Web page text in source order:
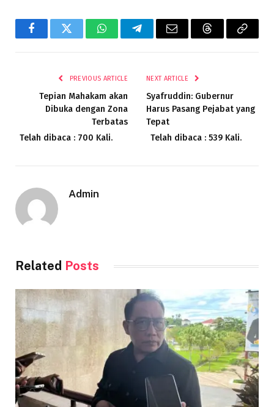
FacebookTwitter WhatsAppTelegramEmail ThreadsCopy
PREVIOUS ARTICLE
Tepian Mahakam akan
Dibuka dengan Zona
Terbatas
Telah dibaca : 700 Kali.
NEXT ARTICLE
Syafruddin: Gubernur
Harus Pasang Pejabat yang
Tepat
Telah dibaca : 539 Kali.
Admin
Related Posts